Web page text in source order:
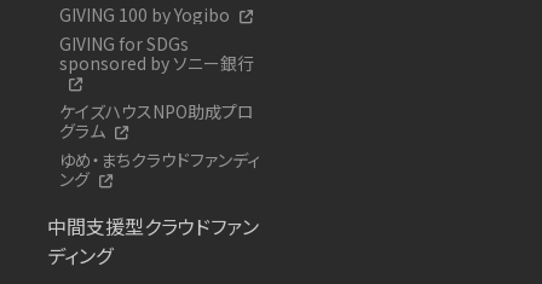
GIVING 100 by Yogibo
GIVING for SDGs
sponsored by ソニー銀行
ケイズハウスNPO助成プロ
グラム
ゆめ・まちクラウドファンディ
ング
中間支援型クラウドファン
ディング